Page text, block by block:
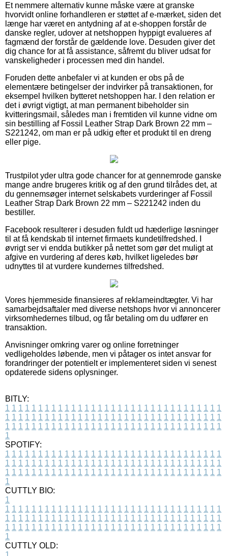
Et nemmere alternativ kunne måske være at granske
hvorvidt online forhandleren er støttet af e-mærket, siden det
længe har været en antydning af at e-shoppen forstår de
danske regler, udover at netshoppen hyppigt evalueres af
fagmænd der forstår de gældende love. Desuden giver det
dig chance for at få assistance, såfremt du bliver udsat for
vanskeligheder i processen med din handel.
Foruden dette anbefaler vi at kunden er obs på de
elementære betingelser der indvirker på transaktionen, for
eksempel hvilken bytteret netshoppen har. I den relation er
det i øvrigt vigtigt, at man permanent bibeholder sin
kvitteringsmail, således man i fremtiden vil kunne vidne om
sin bestilling af Fossil Leather Strap Dark Brown 22 mm –
S221242, om man er på udkig efter et produkt til en dreng
eller pige.
Trustpilot yder ultra gode chancer for at gennemrode ganske
mange andre brugeres kritik og af den grund tilrådes det, at
du gennemsøger internet selskabets vurderinger af Fossil
Leather Strap Dark Brown 22 mm – S221242 inden du
bestiller.
Facebook resulterer i desuden fuldt ud hæderlige løsninger
til at få kendskab til internet firmaets kundetilfredshed. I
øvrigt ser vi endda butikker på nettet som gør det muligt at
afgive en vurdering af deres køb, hvilket ligeledes bør
udnyttes til at vurdere kundernes tilfredshed.
Vores hjemmeside finansieres af reklameindtægter. Vi har
samarbejdsaftaler med diverse netshops hvor vi annoncerer
virksomhedernes tilbud, og får betaling om du udfører en
transaktion.
Anvisninger omkring varer og online forretninger
vedligeholdes løbende, men vi påtager os intet ansvar for
forandringer der potentielt er implementeret siden vi senest
opdaterede sidens oplysninger.
BITLY:
1 1 1 1 1 1 1 1 1 1 1 1 1 1 1 1 1 1 1 1 1 1 1 1 1 1 1 1 1 1 1 1 1
1 1 1 1 1 1 1 1 1 1 1 1 1 1 1 1 1 1 1 1 1 1 1 1 1 1 1 1 1 1 1 1 1
1 1 1 1 1 1 1 1 1 1 1 1 1 1 1 1 1 1 1 1 1 1 1 1 1 1 1 1 1 1 1 1 1
1
SPOTIFY:
1 1 1 1 1 1 1 1 1 1 1 1 1 1 1 1 1 1 1 1 1 1 1 1 1 1 1 1 1 1 1 1 1
1 1 1 1 1 1 1 1 1 1 1 1 1 1 1 1 1 1 1 1 1 1 1 1 1 1 1 1 1 1 1 1 1
1 1 1 1 1 1 1 1 1 1 1 1 1 1 1 1 1 1 1 1 1 1 1 1 1 1 1 1 1 1 1 1 1
1
CUTTLY BIO:
1
1 1 1 1 1 1 1 1 1 1 1 1 1 1 1 1 1 1 1 1 1 1 1 1 1 1 1 1 1 1 1 1 1
1 1 1 1 1 1 1 1 1 1 1 1 1 1 1 1 1 1 1 1 1 1 1 1 1 1 1 1 1 1 1 1 1
1 1 1 1 1 1 1 1 1 1 1 1 1 1 1 1 1 1 1 1 1 1 1 1 1 1 1 1 1 1 1 1 1
1
CUTTLY OLD: